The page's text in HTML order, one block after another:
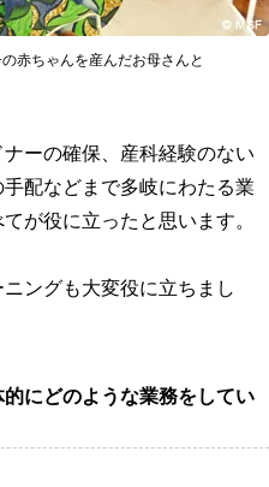
赤ちゃんを産んだお母さんと
ーの確保、産科経験のない
配などまで多岐にわたる業
が役に立ったと思います。
ングも大変役に立ちまし
にどのような業務をしてい